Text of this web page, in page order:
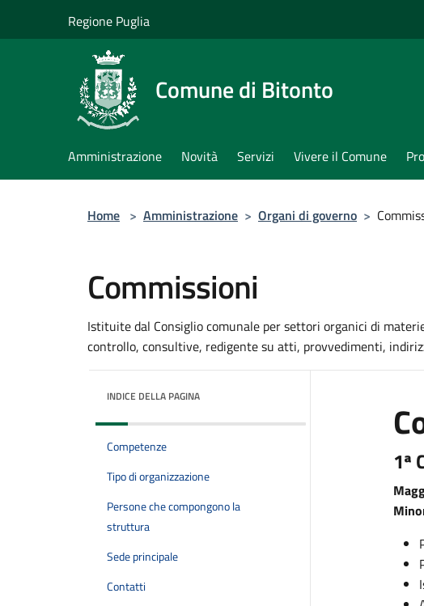
Regione Puglia
Comune di Bitonto
Amministrazione Novità Servizi Vivere il Comune
Home > Amministrazione > Organi di governo >
Commissioni
Istituite dal Consiglio comunale per settori organici di
controllo, consultive, redigente su atti, provvedimenti,
INDICE DELLA PAGINA
Competenze
Tipo di organizzazione
Persone che compongono la
struttura
Sede principale
Contatti
1ª